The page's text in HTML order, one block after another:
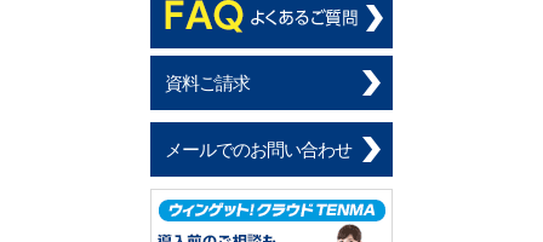
資料ご請求
メールでのお問い合わせ